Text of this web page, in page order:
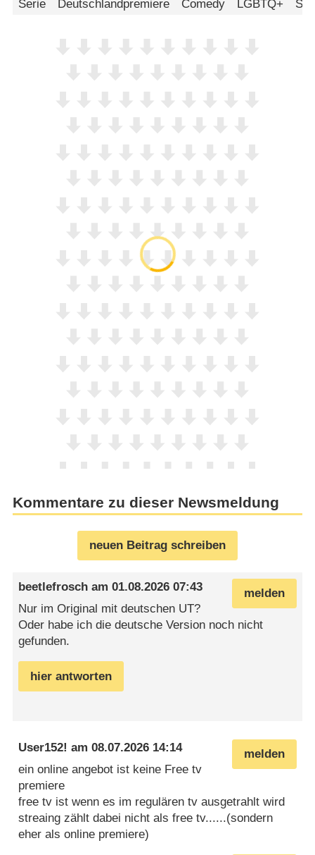
Serie Deutschlandpremiere Comedy LGBTQ+
Kommentare zu dieser Newsmeldung
neuen Beitrag schreiben
melden
beetlefrosch am01.08.2026 07:43
Nur im Original mit deutschen UT?
Oder habe ich die deutsche Version noch nicht
gefunden.
hier antworten
melden
User152! am08.07.2026 14:14
ein online angebot ist keine Free tv
premiere
free tv ist wenn es im regulären tv ausgetrahlt wird
streaing zählt dabei nicht als free tv......(sondern
eher als online premiere)